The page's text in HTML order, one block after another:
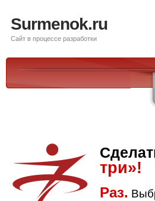
Surmenok.ru
Сайт в процессе разработки
три»!
Раз.